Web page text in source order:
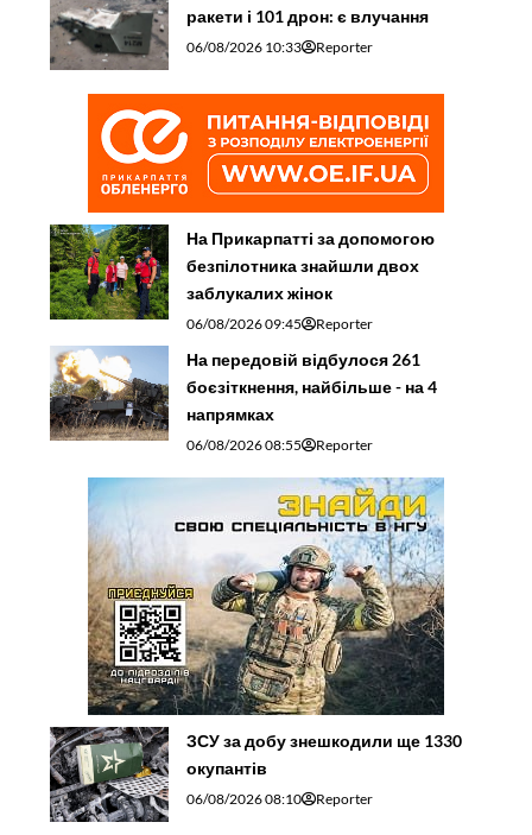
ракети і 101 дрон: є влучання
06/08/2026 10:33 Reporter
На Прикарпатті за допомогою
безпілотника знайшли двох
заблукалих жінок
06/08/2026 09:45 Reporter
На передовій відбулося 261
боєзіткнення, найбільше - на 4
напрямках
06/08/2026 08:55 Reporter
ЗСУ за добу знешкодили ще 1330
окупантів
06/08/2026 08:10 Reporter